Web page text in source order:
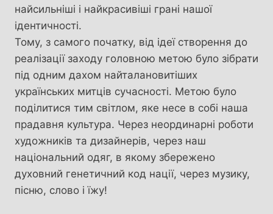
найсильніші і найкрасивіші грані нашої
ідентичності.
Тому, з самого початку, від ідеї створення до
реалізації заходу головною метою було зібрати
під одним дахом найталановитіших
українських митців сучасності. Метою було
поділитися тим світлом, яке несе в собі наша
прадавня культура. Через неординарні роботи
художників та дизайнерів, через наш
національний одяг, в якому збережено
духовний генетичний код нації, через музику,
пісню, слово і їжу!